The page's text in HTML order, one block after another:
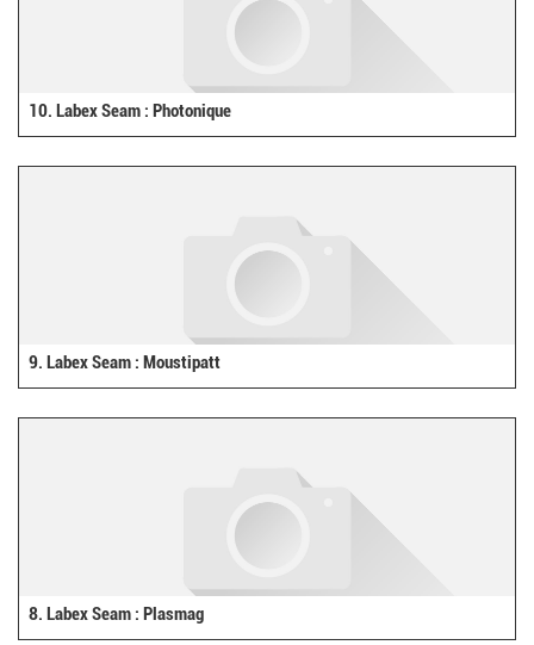
10. Labex Seam : Photonique
9. Labex Seam : Moustipatt
8. Labex Seam : Plasmag